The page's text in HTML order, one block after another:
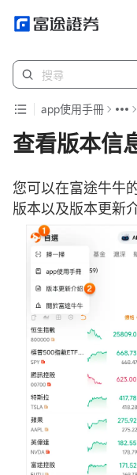
app使用手冊
查看版本信
您可以在富途牛牛
版本以及版本更新